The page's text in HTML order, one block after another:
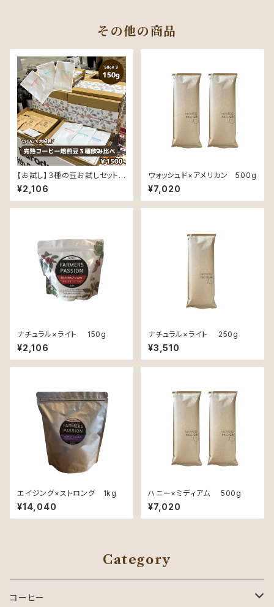
その他の商品
【お試し】３種の豆お試しセット
（同じ豆で、精製と焙煎でこんな
に変わる！！）各50ｇ
¥2,106
ウォッシュド×アメリカン 500g
¥7,020
ナチュラル×ライト 150g
¥2,106
ナチュラル×ライト 250g
¥3,510
エイジング×ストロング 1kg
¥14,040
ハニー×ミディアム 500g
¥7,020
Category
コーヒー